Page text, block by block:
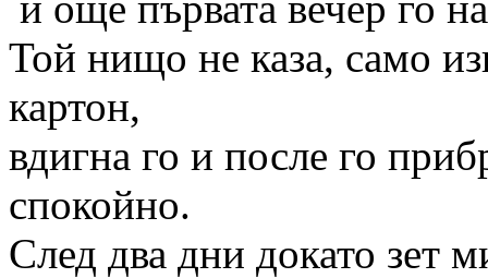
Той нищо не каза, само
картон,
вдигна го и после го
спокойно.
След два дни докато зет